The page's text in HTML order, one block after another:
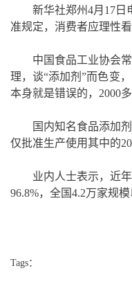
新华社郑州4月17
准规定，消费者应理性
中国食品工业协会
理，谈“添加剂”而色变
本身就是错误的，2000
国内知名食品添加
仅批准生产使用其中的
业内人士表示，近
96.8%，全国4.2万家规
Tags：